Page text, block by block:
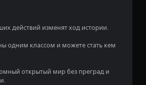
8
и
действий изменят ход истории.
одним классом и можете стать кем
открытый мир без преград и